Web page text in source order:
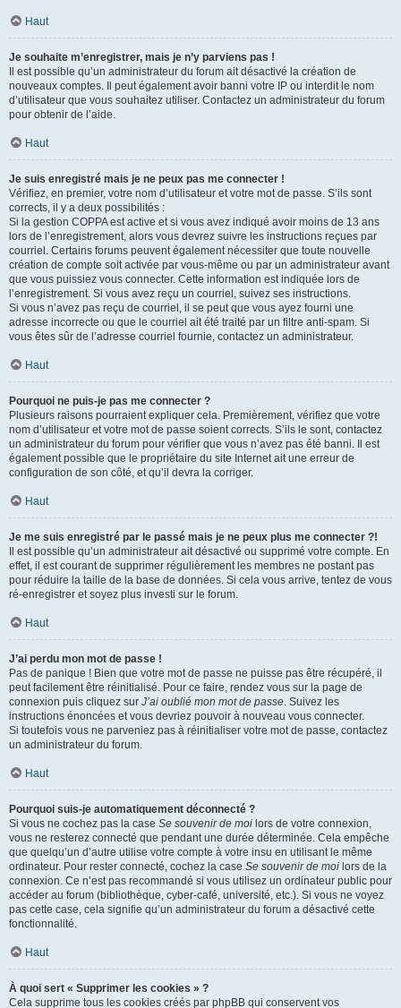
Haut
Je souhaite m’enregistrer, mais je n’y parviens pas !
Il est possible qu’un administrateur du forum ait désactivé la création de
nouveaux comptes. Il peut également avoir banni votre IP ou interdit le nom
d’utilisateur que vous souhaitez utiliser. Contactez un administrateur du forum
pour obtenir de l’aide.
Haut
Je suis enregistré mais je ne peux pas me connecter !
Vérifiez, en premier, votre nom d’utilisateur et votre mot de passe. S’ils sont
corrects, il y a deux possibilités :
Si la gestion COPPA est active et si vous avez indiqué avoir moins de 13 ans
lors de l’enregistrement, alors vous devrez suivre les instructions reçues par
courriel. Certains forums peuvent également nécessiter que toute nouvelle
création de compte soit activée par vous-même ou par un administrateur avant
que vous puissiez vous connecter. Cette information est indiquée lors de
l’enregistrement. Si vous avez reçu un courriel, suivez ses instructions.
Si vous n’avez pas reçu de courriel, il se peut que vous ayez fourni une
adresse incorrecte ou que le courriel ait été traité par un filtre anti-spam. Si
vous êtes sûr de l’adresse courriel fournie, contactez un administrateur.
Haut
Pourquoi ne puis-je pas me connecter ?
Plusieurs raisons pourraient expliquer cela. Premièrement, vérifiez que votre
nom d’utilisateur et votre mot de passe soient corrects. S’ils le sont, contactez
un administrateur du forum pour vérifier que vous n’avez pas été banni. Il est
également possible que le propriétaire du site Internet ait une erreur de
configuration de son côté, et qu’il devra la corriger.
Haut
Je me suis enregistré par le passé mais je ne peux plus me connecter ?!
Il est possible qu’un administrateur ait désactivé ou supprimé votre compte. En
effet, il est courant de supprimer régulièrement les membres ne postant pas
pour réduire la taille de la base de données. Si cela vous arrive, tentez de vous
ré-enregistrer et soyez plus investi sur le forum.
Haut
J’ai perdu mon mot de passe !
Pas de panique ! Bien que votre mot de passe ne puisse pas être récupéré, il
peut facilement être réinitialisé. Pour ce faire, rendez vous sur la page de
connexion puis cliquez sur J’ai oublié mon mot de passe. Suivez les
instructions énoncées et vous devriez pouvoir à nouveau vous connecter.
Si toutefois vous ne parveniez pas à réinitialiser votre mot de passe, contactez
un administrateur du forum.
Haut
Pourquoi suis-je automatiquement déconnecté ?
Si vous ne cochez pas la case Se souvenir de moi lors de votre connexion,
vous ne resterez connecté que pendant une durée déterminée. Cela empêche
que quelqu’un d’autre utilise votre compte à votre insu en utilisant le même
ordinateur. Pour rester connecté, cochez la case Se souvenir de moi lors de la
connexion. Ce n’est pas recommandé si vous utilisez un ordinateur public pour
accéder au forum (bibliothèque, cyber-café, université, etc.). Si vous ne voyez
pas cette case, cela signifie qu’un administrateur du forum a désactivé cette
fonctionnalité.
Haut
À quoi sert « Supprimer les cookies » ?
Cela supprime tous les cookies créés par phpBB qui conservent vos